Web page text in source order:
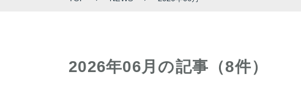
2026年06月の記事（8件）